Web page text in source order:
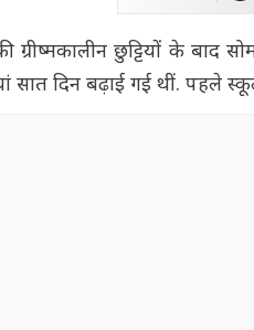
ग्रीष्मकालीन छुट्टियों के
सात दिन बढ़ाई गई थीं.